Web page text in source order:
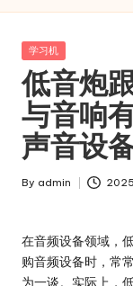
Posted
学习机
低音炮
与音响
声音设
Posted
By admin
在音频设备领域，
购音频设备时，常
为一谈。实际上，